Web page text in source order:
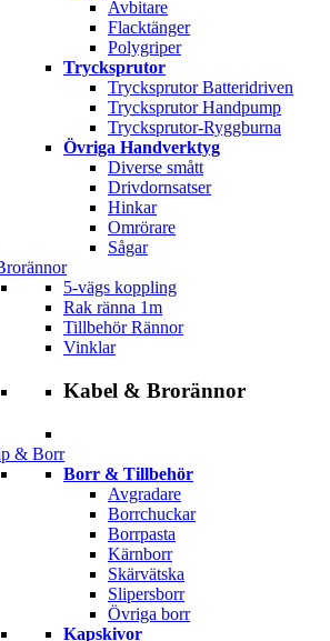
Avbitare
Flacktänger
Polygriper
Trycksprutor
Trycksprutor Batteridriven
Trycksprutor Handpump
Trycksprutor-Ryggburna
Övriga Handverktyg
Diverse smått
Drivdornsatser
Hinkar
Omrörare
Sågar
5-vägs koppling
Rak ränna 1m
Tillbehör Rännor
Vinklar
Kabel & Brorännor
& Borr
Borr & Tillbehör
Avgradare
Borrchuckar
Borrpasta
Kärnborr
Skärvätska
Slipersborr
Övriga borr
Kapskivor